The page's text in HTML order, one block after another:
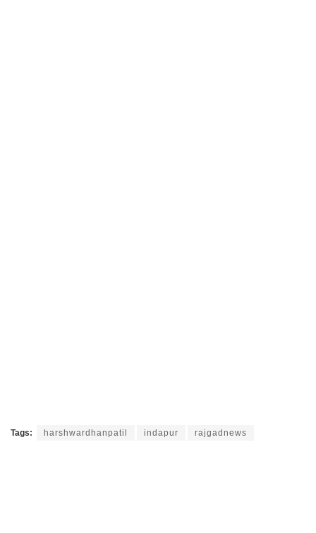
Tags: harshwardhanpatil indapur rajgadnews